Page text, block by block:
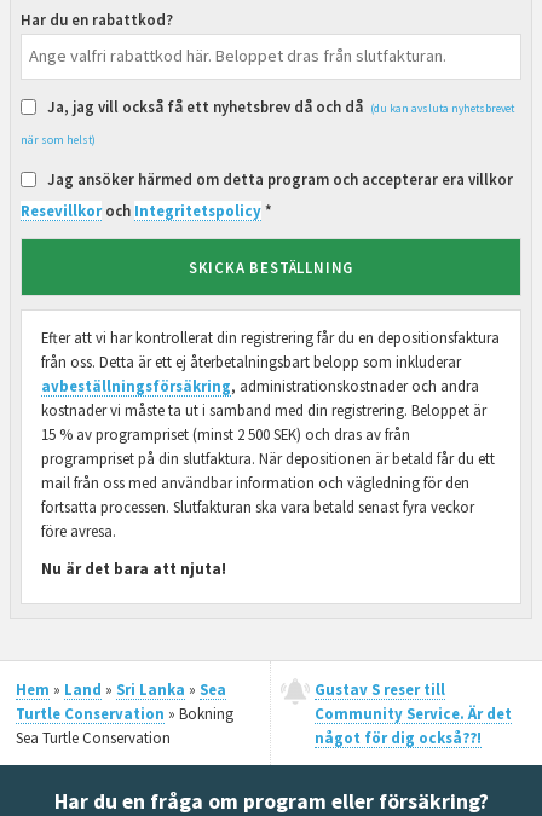
Har du en rabattkod?
Ja, jag vill också få ett nyhetsbrev då och då (du kan avsluta nyhetsbrevet
när som helst)
Jag ansöker härmed om detta program och accepterar era villkor
Resevillkoroch Integritetspolicy*
SKICKA BESTÄLLNING
Efter att vi har kontrollerat din registrering får du en depositionsfaktura
från oss. Detta är ett ej återbetalningsbart belopp som inkluderar
avbeställningsförsäkring, administrationskostnader och andra
kostnader vi måste ta ut i samband med din registrering. Beloppet är
15 % av programpriset (minst 2 500 SEK) och dras av från
programpriset på din slutfaktura. När depositionen är betald får du ett
mail från oss med användbar information och vägledning för den
fortsatta processen. Slutfakturan ska vara betald senast fyra veckor
före avresa.
Nu är det bara att njuta!
Hem » Land » Sri Lanka » Sea
Turtle Conservation » Bokning
Sea Turtle Conservation
Gustav S reser till
Community Service. Är det
något för dig också??!
Har du en fråga om program eller försäkring?